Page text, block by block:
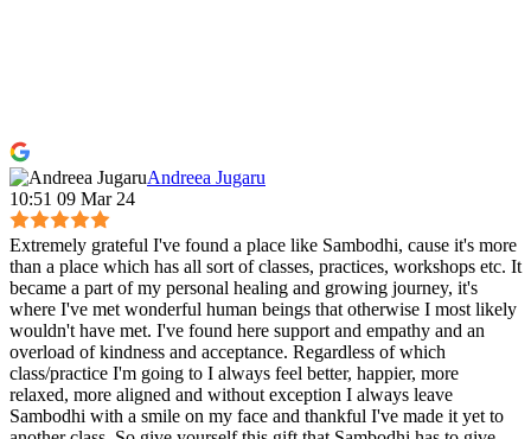
Andreea Jugaru
10:51 09 Mar 24
Extremely grateful I've found a place like Sambodhi, cause it's more
than a place which has all sort of classes, practices, workshops etc. It
became a part of my personal healing and growing journey, it's
where I've met wonderful human beings that otherwise I most likely
wouldn't have met. I've found here support and empathy and an
overload of kindness and acceptance. Regardless of which
class/practice I'm going to I always feel better, happier, more
relaxed, more aligned and without exception I always leave
Sambodhi with a smile on my face and thankful I've made it yet to